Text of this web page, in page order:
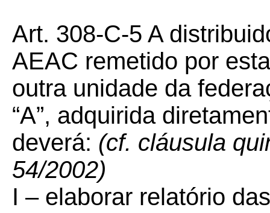
Art. 308-C-5 A
AEAC remetido por
outra unidade da
“A”, adquirida
deverá: (cf. cláusula
54/2002)
I – elaborar relatório